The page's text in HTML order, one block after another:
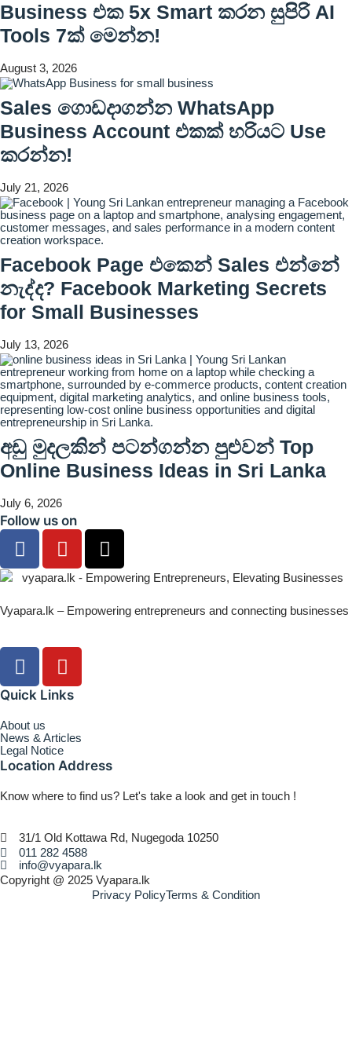
Business එක 5x Smart කරන සුපිරි AI
Tools 7ක් මෙන්න!
August 3, 2026
Sales ගොඩදාගන්න WhatsApp
Business Account එකක් හරියට Use
කරන්න!
July 21, 2026
Facebook Page එකෙන් Sales එන්නේ
නැද්ද? Facebook Marketing Secrets
for Small Businesses
July 13, 2026
අඩු මුදලකින් පටන්ගන්න පුළුවන් Top
Online Business Ideas in Sri Lanka
July 6, 2026
Follow us on
Vyapara.lk – Empowering entrepreneurs and connecting businesses
Quick Links
About us
News & Articles
Legal Notice
Location Address
Know where to find us? Let's take a look and get in touch !
31/1 Old Kottawa Rd, Nugegoda 10250
011 282 4588
info@vyapara.lk
Copyright @ 2025 Vyapara.lk
Privacy PolicyTerms & Condition